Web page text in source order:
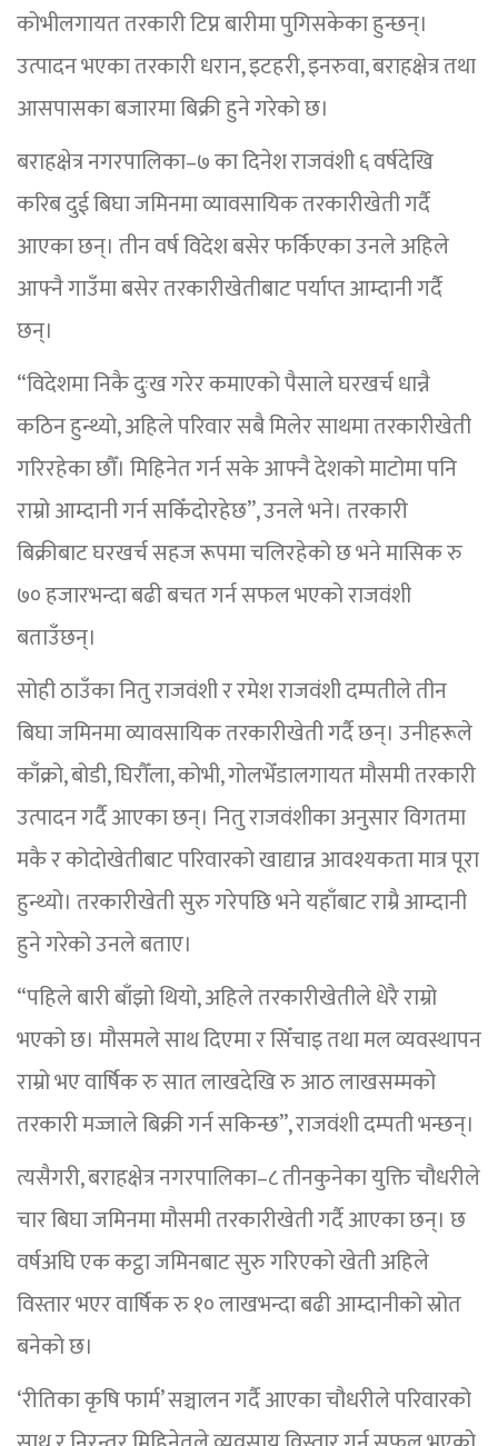
कोभीलगायत तरकारी टिप्न बारीमा पुगिसकेका हुन्छन्।
उत्पादन भएका तरकारी धरान, इटहरी, इनरुवा, बराहक्षेत्र तथा
आसपासका बजारमा बिक्री हुने गरेको छ।
बराहक्षेत्र नगरपालिका–७ का दिनेश राजवंशी ६ वर्षदेखि
करिब दुई बिघा जमिनमा व्यावसायिक तरकारीखेती गर्दै
आएका छन्। तीन वर्ष विदेश बसेर फर्किएका उनले अहिले
आफ्नै गाउँमा बसेर तरकारीखेतीबाट पर्याप्त आम्दानी गर्दै
छन्।
“विदेशमा निकै दुःख गरेर कमाएको पैसाले घरखर्च धान्नै
कठिन हुन्थ्यो, अहिले परिवार सबै मिलेर साथमा तरकारीखेती
गरिरहेका छौँ। मिहिनेत गर्न सके आफ्नै देशको माटोमा पनि
राम्रो आम्दानी गर्न सकिँदोरहेछ”, उनले भने। तरकारी
बिक्रीबाट घरखर्च सहज रूपमा चलिरहेको छ भने मासिक रु
७० हजारभन्दा बढी बचत गर्न सफल भएको राजवंशी
बताउँछन्।
सोही ठाउँका नितु राजवंशी र रमेश राजवंशी दम्पतीले तीन
बिघा जमिनमा व्यावसायिक तरकारीखेती गर्दै छन्। उनीहरूले
काँक्रो, बोडी, घिरौँला, कोभी, गोलभेँडालगायत मौसमी तरकारी
उत्पादन गर्दै आएका छन्। नितु राजवंशीका अनुसार विगतमा
मकै र कोदोखेतीबाट परिवारको खाद्यान्न आवश्यकता मात्र पूरा
हुन्थ्यो। तरकारीखेती सुरु गरेपछि भने यहाँबाट राम्रै आम्दानी
हुने गरेको उनले बताए।
“पहिले बारी बाँझो थियो, अहिले तरकारीखेतीले धेरै राम्रो
भएको छ। मौसमले साथ दिएमा र सिँचाइ तथा मल व्यवस्थापन
राम्रो भए वार्षिक रु सात लाखदेखि रु आठ लाखसम्मको
तरकारी मज्जाले बिक्री गर्न सकिन्छ”, राजवंशी दम्पती भन्छन्।
त्यसैगरी, बराहक्षेत्र नगरपालिका–८ तीनकुनेका युक्ति चौधरीले
चार बिघा जमिनमा मौसमी तरकारीखेती गर्दै आएका छन्। छ
वर्षअघि एक कट्ठा जमिनबाट सुरु गरिएको खेती अहिले
विस्तार भएर वार्षिक रु १० लाखभन्दा बढी आम्दानीको स्रोत
बनेको छ।
‘रीतिका कृषि फार्म’ सञ्चालन गर्दै आएका चौधरीले परिवारको